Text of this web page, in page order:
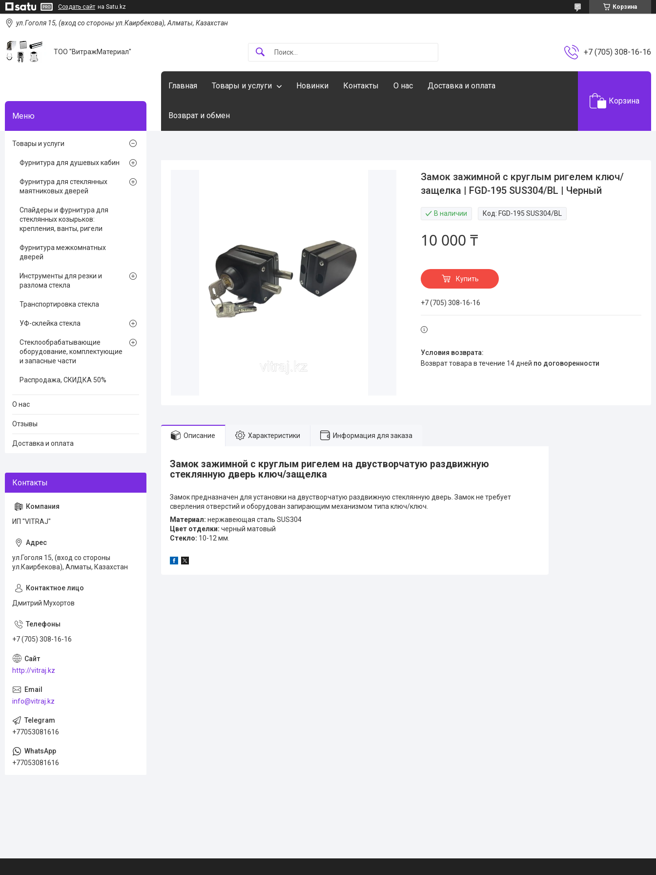
Создать сайт на Satu.kz Корзина
ул.Гоголя 15, (вход со стороны ул.Каирбекова), Алматы, Казахстан
ТОО "ВитражМатериал" +7 (705) 308-16-16
Главная Товары и услуги Новинки Контакты О нас Доставка и оплата
Возврат и обмен
Корзина
Замок зажимной с круглым ригелем ключ/
защелка | FGD-195 SUS304/BL | Черный
В наличии Код: FGD-195 SUS304/BL
10 000 ₸
Купить
+7 (705) 308-16-16
возврат товара в течение 14 дней по договоренности
Описание Характеристики Информация для заказа
Замок зажимной с круглым ригелем на двустворчатую раздвижную
стеклянную дверь ключ/защелка
Замок предназначен для установки на двустворчатую раздвижную стеклянную дверь. Замок не требует
сверления отверстий и оборудован запирающим механизмом типа ключ/ключ.
Материал: нержавеющая сталь SUS304
Цвет отделки: черный матовый
Стекло: 10-12 мм.
Товары и услуги
Фурнитура для душевых кабин
Фурнитура для стеклянных
маятниковых дверей
Спайдеры и фурнитура для
стеклянных козырьков:
крепления, ванты, ригели
Фурнитура межкомнатных
дверей
Инструменты для резки и
разлома стекла
Транспортировка стекла
УФ-склейка стекла
Стеклообрабатывающие
оборудование, комплектующие
и запасные части
Распродажа, СКИДКА 50%
О нас
Отзывы
Доставка и оплата
ИП "VITRAJ"
ул.Гоголя 15, (вход со стороны
ул.Каирбекова), Алматы, Казахстан
Дмитрий Мухортов
+7 (705) 308-16-16
http://vitraj.kz
info@vitraj.kz
+77053081616
+77053081616